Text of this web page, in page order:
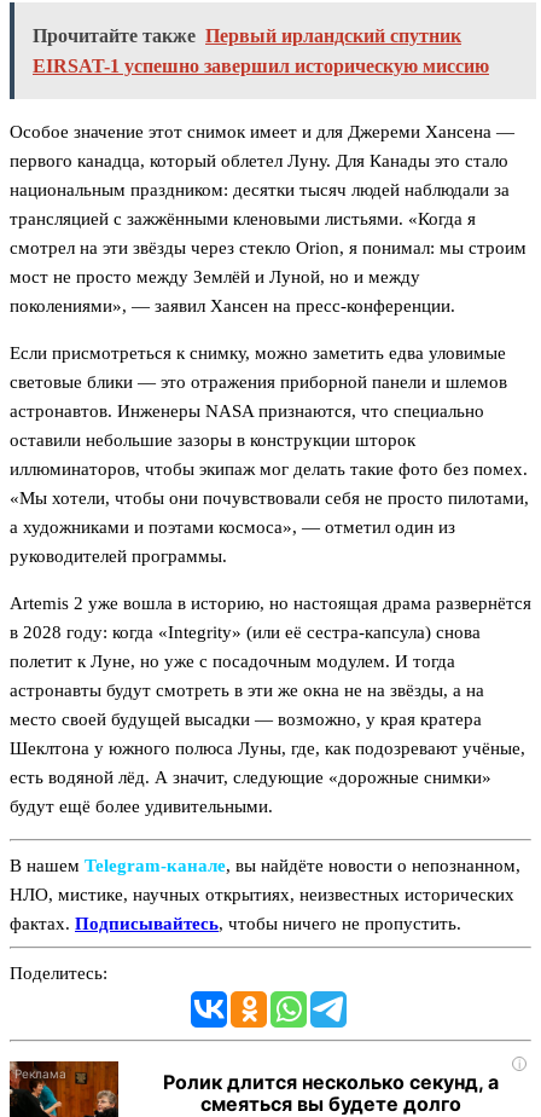
Прочитайте также Первый ирландский спутник
EIRSAT-1 успешно завершил историческую миссию
Особое значение этот снимок имеет и для Джереми Хансена —
первого канадца, который облетел Луну. Для Канады это стало
национальным праздником: десятки тысяч людей наблюдали за
трансляцией с зажжёнными кленовыми листьями. «Когда я
смотрел на эти звёзды через стекло Orion, я понимал: мы строим
мост не просто между Землёй и Луной, но и между
поколениями», — заявил Хансен на пресс-конференции.
Если присмотреться к снимку, можно заметить едва уловимые
световые блики — это отражения приборной панели и шлемов
астронавтов. Инженеры NASA признаются, что специально
оставили небольшие зазоры в конструкции шторок
иллюминаторов, чтобы экипаж мог делать такие фото без помех.
«Мы хотели, чтобы они почувствовали себя не просто пилотами,
а художниками и поэтами космоса», — отметил один из
руководителей программы.
Artemis 2 уже вошла в историю, но настоящая драма развернётся
в 2028 году: когда «Integrity» (или её сестра-капсула) снова
полетит к Луне, но уже с посадочным модулем. И тогда
астронавты будут смотреть в эти же окна не на звёзды, а на
место своей будущей высадки — возможно, у края кратера
Шеклтона у южного полюса Луны, где, как подозревают учёные,
есть водяной лёд. А значит, следующие «дорожные снимки»
будут ещё более удивительными.
В нашем Telegram‑канале, вы найдёте новости о непознанном,
НЛО, мистике, научных открытиях, неизвестных исторических
фактах. Подписывайтесь, чтобы ничего не пропустить.
Поделитесь:
i
Ролик длится несколько секунд, а
смеяться вы будете долго